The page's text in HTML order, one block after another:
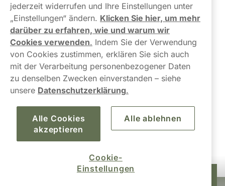
36,99 €
Kontaktiere uns!
hallo@northerner.com
+498001844282
Mo-Do: 08-17 Uhr (Pause: 12-13) Fr: 09-17 Uhr
jederzeit widerrufen und Ihre Einstellungen unter
„Einstellungen“ ändern. Klicken Sie hier, um mehr
darüber zu erfahren, wie und warum wir
Cookies verwenden. Indem Sie der Verwendung
von Cookies zustimmen, erklären Sie sich auch
mit der Verarbeitung personenbezogener Daten
zu denselben Zwecken einverstanden – siehe
unsere Datenschutzerklärung.
Alle Cookies
akzeptieren
Alle ablehnen
Cookie-
Einstellungen